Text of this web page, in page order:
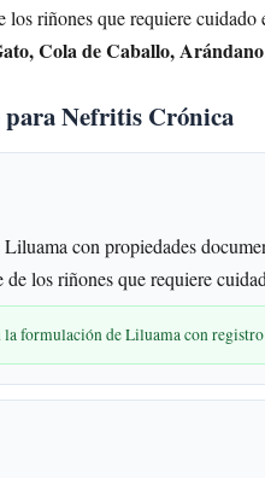
los riñones que requiere
Cola de Caballo, Arándano
para Nefritis Crónica
con propiedades
los riñones que requiere
la formulación de Liluama con